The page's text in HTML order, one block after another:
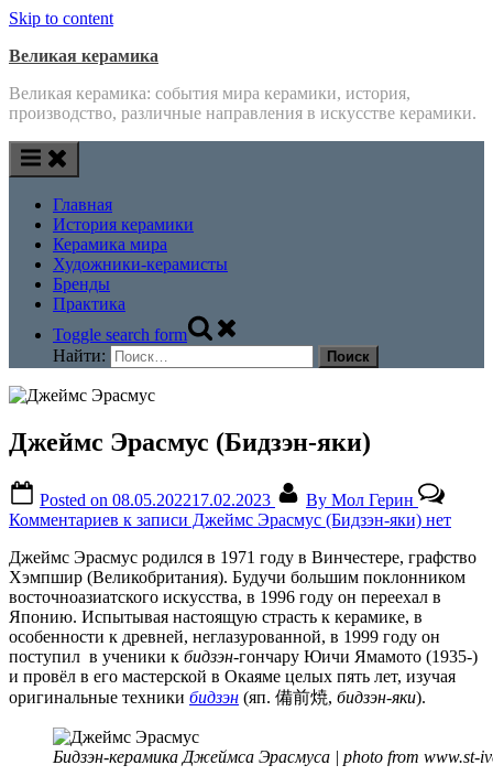
Skip to content
Великая керамика
Великая керамика: события мира керамики, история,
производство, различные направления в искусстве керамики.
Главная
История керамики
Керамика мира
Художники-керамисты
Бренды
Практика
Toggle search form
Найти:
Джеймс Эрасмус (Бидзэн-яки)
Posted on 08.05.202217.02.2023 By Мол Герин
Комментариев к записи Джеймс Эрасмус (Бидзэн-яки) нет
Джеймс Эрасмус родился в 1971 году в Винчестере, графство
Хэмпшир (Великобритания). Будучи большим поклонником
восточноазиатского искусства, в 1996 году он переехал в
Японию. Испытывая настоящую страсть к керамике, в
особенности к древней, неглазурованной, в 1999 году он
поступил в ученики к бидзэн-гончару Юичи Ямамото (1935-)
и провёл в его мастерской в Окаяме целых пять лет, изучая
оригинальные техники бидзэн (яп. 備前焼, бидзэн-яки).
Бидзэн-керамика Джеймса Эрасмуса | photo from www.st-